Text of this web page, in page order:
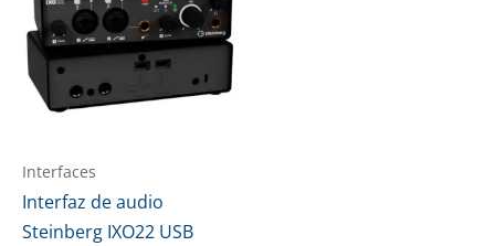
Interfaces
Interfaz de audio
Steinberg IXO22 USB